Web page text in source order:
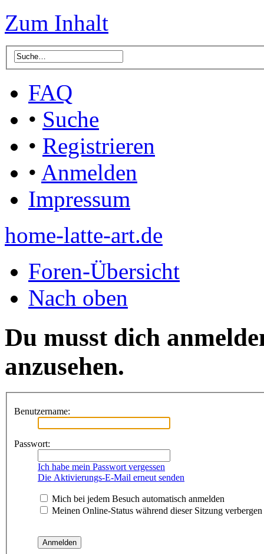
Zum Inhalt
FAQ
• Suche
• Registrieren
• Anmelden
Impressum
home-latte-art.de
Foren-Übersicht
Nach oben
Du musst dich
anzusehen.
Benutzername:
Passwort:
Ich habe mein Passwort vergessen
Die Aktivierungs-E-Mail erneut senden
Mich bei jedem Besuch automatisch anmelden
Meinen Online-Status während dieser Sitzung verbergen